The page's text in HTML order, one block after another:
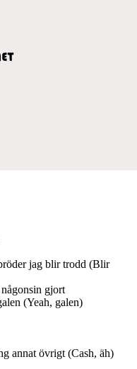
jag blir trodd (Blir
gjort
(Yeah, galen)
annat övrigt (Cash, äh)